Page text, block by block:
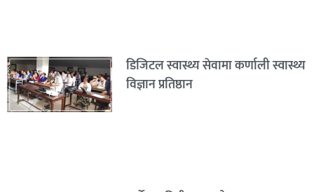
डिजिटल स्वास्थ्य सेवामा कर्णाली स्वास्थ्य
विज्ञान प्रतिष्ठान